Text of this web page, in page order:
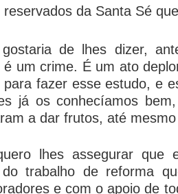
da Santa Sé
de lhes dizer,
é um crime. É um ato
para fazer esse estudo, e
já os conhecíamos
a dar frutos, até
lhes assegurar
trabalho de reforma
e com o apoio de